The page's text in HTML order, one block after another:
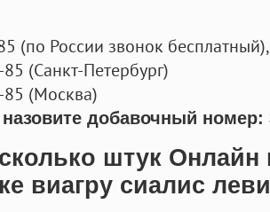
(по России звонок бесплатный),
(Санкт-Петербург)
(Москва)
добавочный номер:
штук Онлайн
виагру сиалис